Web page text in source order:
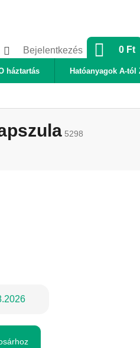
Bejelentkezés 0 Ft
háztartás Hatóanyagok A-tól
5298